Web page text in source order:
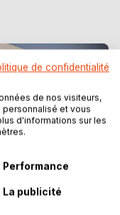
RAL
de confidentialité
de nos visiteurs,
personnalisé et vous
d'informations sur les
Performance
La publicité